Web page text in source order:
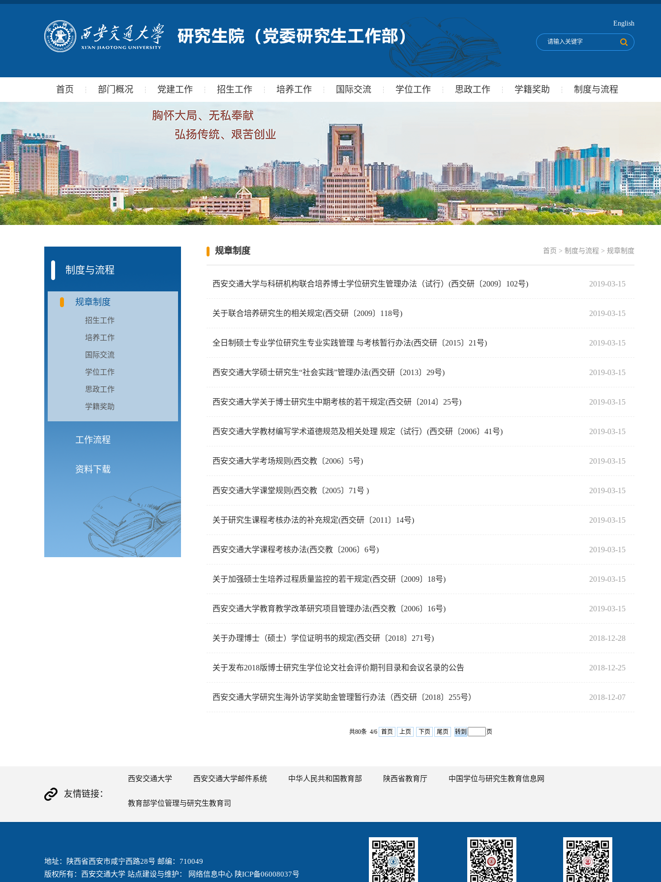
English
首页 部门概况 党建工作 招生工作 培养工作 国际交流 学位工作 思政工作 学籍奖助 制度与流程
制度与流程
规章制度
招生工作
培养工作
国际交流
学位工作
思政工作
学籍奖助
工作流程
资料下载
首页 > 制度与流程 > 规章制度
规章制度
2019-03-15
西安交通大学与科研机构联合培养博士学位研究生管理办法（试行）(西交研〔2009〕102号)
2019-03-15
关于联合培养研究生的相关规定(西交研〔2009〕118号)
2019-03-15
全日制硕士专业学位研究生专业实践管理 与考核暂行办法(西交研〔2015〕21号)
2019-03-15
西安交通大学硕士研究生“社会实践”管理办法(西交研〔2013〕29号)
2019-03-15
西安交通大学关于博士研究生中期考核的若干规定(西交研〔2014〕25号)
2019-03-15
西安交通大学教材编写学术道德规范及相关处理 规定（试行）(西交研〔2006〕41号)
2019-03-15
西安交通大学考场规则(西交教〔2006〕5号)
2019-03-15
西安交通大学课堂规则(西交教〔2005〕71号 )
2019-03-15
关于研究生课程考核办法的补充规定(西交研〔2011〕14号)
2019-03-15
西安交通大学课程考核办法(西交教〔2006〕6号)
2019-03-15
关于加强硕士生培养过程质量监控的若干规定(西交研〔2009〕18号)
2019-03-15
西安交通大学教育教学改革研究项目管理办法(西交教〔2006〕16号)
2018-12-28
关于办理博士（硕士）学位证明书的规定(西交研〔2018〕271号)
2018-12-25
关于发布2018版博士研究生学位论文社会评价期刊目录和会议名录的公告
2018-12-07
西安交通大学研究生海外访学奖助金管理暂行办法（西交研〔2018〕255号）
共80条 4/6 首页 上页 下页 尾页 页
友情链接：
西安交通大学 西安交通大学邮件系统 中华人民共和国教育部 陕西省教育厅 中国学位与研究生教育信息网
教育部学位管理与研究生教育司
地址：陕西省西安市咸宁西路28号 邮编：710049
版权所有：西安交通大学 站点建设与维护： 网络信息中心 陕ICP备06008037号